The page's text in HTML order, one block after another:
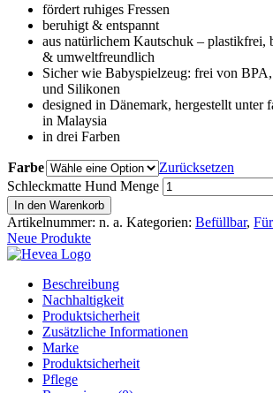
fördert ruhiges Fressen
beruhigt & entspannt
aus natürlichem Kautschuk – plastikfrei,
& umweltfreundlich
Sicher wie Babyspielzeug: frei von
und Silikonen
designed in Dänemark, hergestellt unter
in Malaysia
in drei Farben
Farbe
Zurücksetzen
Schleckmatte Hund Menge
In den Warenkorb
Artikelnummer: n. a. Kategorien: Befüllbar,
Neue Produkte
Beschreibung
Nachhaltigkeit
Produktsicherheit
Zusätzliche Informationen
Marke
Produktsicherheit
Pflege